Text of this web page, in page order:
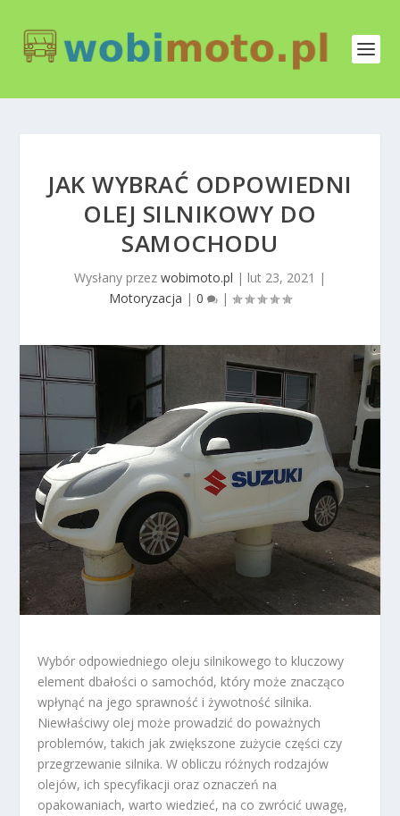
JAK WYBRAĆ ODPOWIEDNI
OLEJ SILNIKOWY DO
SAMOCHODU
Wysłany przez wobimoto.pl | lut 23, 2021 |
Motoryzacja | 0 |
Wybór odpowiedniego oleju silnikowego to kluczowy
element dbałości o samochód, który może znacząco
wpłynąć na jego sprawność i żywotność silnika.
Niewłaściwy olej może prowadzić do poważnych
problemów, takich jak zwiększone zużycie części czy
przegrzewanie silnika. W obliczu różnych rodzajów
olejów, ich specyfikacji oraz oznaczeń na
opakowaniach, warto wiedzieć, na co zwrócić uwagę,